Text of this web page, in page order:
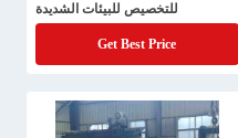
للتخصيص للبيئات الشديدة
Get Best Price